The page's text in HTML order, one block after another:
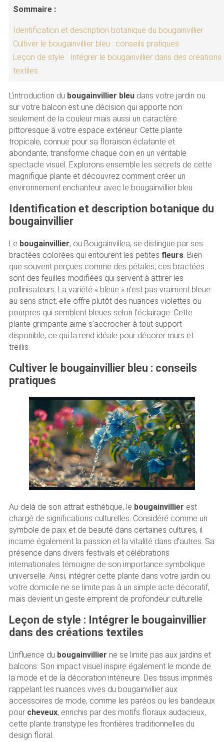
Sommaire :
Identification et description botanique du bougainvillier
Cultiver le bougainvillier bleu : conseils pratiques
Leçon de style : Intégrer le bougainvillier dans des créations
textiles
L’introduction du bougainvillier bleudans votre jardin ou
sur votre balcon est une décision qui apporte non
seulement de la couleur mais aussi un caractère
pittoresque à votre espace extérieur. Cette plante
tropicale, connue pour sa floraison éclatante et
abondante, transforme chaque coin en un véritable
spectacle visuel. Explorons ensemble les secrets de cette
magnifique plante et découvrez comment créer un
environnement enchanteur avec le bougainvillier bleu.
Identification et description botanique du
bougainvillier
Le bougainvillier, ou Bougainvillea, se distingue par ses
bractées colorées qui entourent les petites fleurs. Bien
que souvent perçues comme des pétales, ces bractées
sont des feuilles modifiées qui servent à attirer les
pollinisateurs. La variété « bleue » n’est pas vraiment bleue
au sens strict; elle offre plutôt des nuances violettes ou
pourpres qui semblent bleues selon l’éclairage. Cette
plante grimpante aime s’accrocher à tout support
disponible, ce qui la rend idéale pour décorer murs et
treillis.
Cultiver le bougainvillier bleu : conseils
pratiques
Au-delà de son attrait esthétique, le bougainvillier est
chargé de significations culturelles. Considéré comme un
symbole de paix et de beauté dans certaines cultures, il
incarne également la passion et la vitalité dans d’autres. Sa
présence dans divers festivals et célébrations
internationales témoigne de son importance symbolique
universelle. Ainsi, intégrer cette plante dans votre jardin ou
votre domicile ne se limite pas à un simple acte décoratif,
mais devient un geste empreint de profondeur culturelle.
Leçon de style : Intégrer le bougainvillier
dans des créations textiles
L’influence du bougainvillier ne se limite pas aux jardins et
balcons. Son impact visuel inspire également le monde de
la mode et de la décoration intérieure. Des tissus imprimés
rappelant les nuances vives du bougainvillier aux
accessoires de mode, comme les paréos ou les bandeaux
pour cheveux, enrichis par des motifs floraux audacieux,
cette plante transtype les frontières traditionnelles du
design floral.